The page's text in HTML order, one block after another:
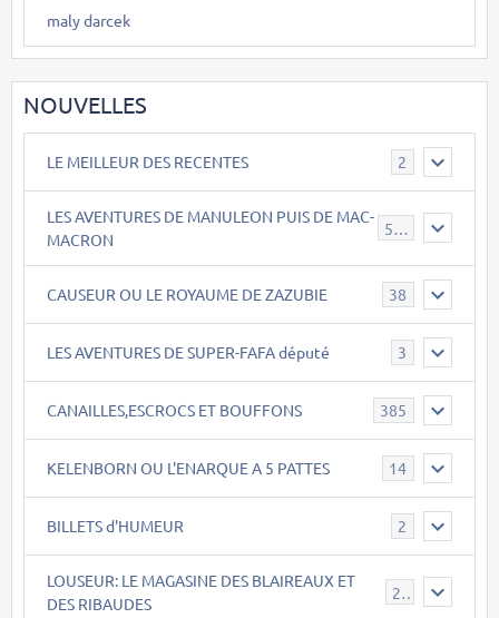
maly darcek
NOUVELLES
LE MEILLEUR DES RECENTES 2
LES AVENTURES DE MANULEON PUIS DE MAC-
MACRON
543
CAUSEUR OU LE ROYAUME DE ZAZUBIE 38
LES AVENTURES DE SUPER-FAFA député 3
CANAILLES,ESCROCS ET BOUFFONS 385
KELENBORN OU L'ENARQUE A 5 PATTES 14
BILLETS d'HUMEUR 2
LOUSEUR: LE MAGASINE DES BLAIREAUX ET
DES RIBAUDES
21